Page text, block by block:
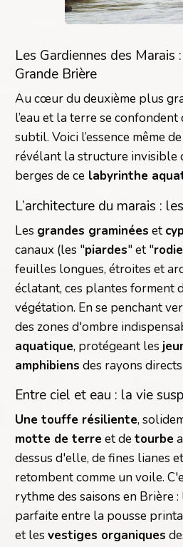
Les Gardiennes des
Grande Brière
Au cœur du deuxième plus
l’eau et la terre se
subtil. Voici l’essence même
révélant la structure invisible
berges de celabyrinthe
L’architecture du marais :
Les grandes graminées et
canaux (les "piardes" et "
feuilles longues, étroites et
éclatant, ces plantes forment
végétation. En se penchant
des zones d'ombre
aquatique, protégeant les
amphibiens des rayons
Entre ciel et eau : la vie
Une touffe résiliente,
motte de terre et detourbe
dessus d'elle, de fines lianes
retombent comme un voile.
rythme des saisons en Brière
parfaite entre la pousse
et les vestiges organiques